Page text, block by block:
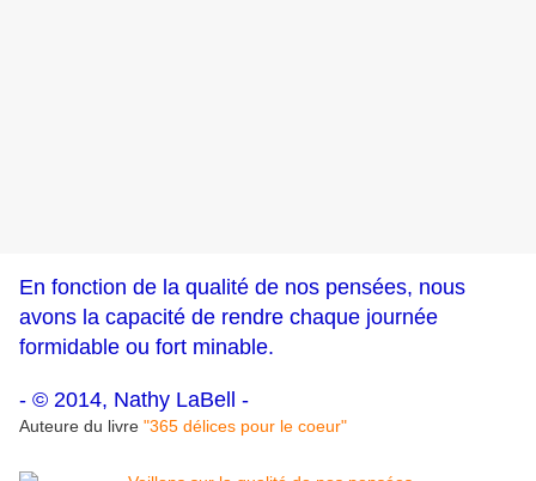
En fonction de la qualité de nos pensées, nous
avons la capacité de rendre chaque journée
formidable ou fort minable.
- © 2014, Nathy LaBell -
Auteure du livre "365 délices pour le coeur"